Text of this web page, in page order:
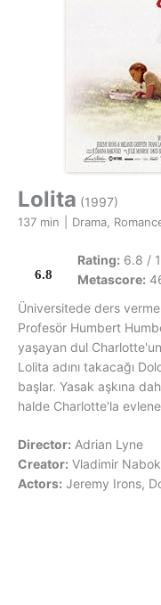
Lolita (1997)
137 min Drama,
6.8
Rating: 6.8 /
Metascore:
Üniversitede ders
Profesör Humbert
yaşayan dul
Lolita adını takacağı
başlar. Yasak aşkına
halde Charlotte'la
Director: Adrian Lyne
Creator: Vladimir
Actors: Jeremy Irons,